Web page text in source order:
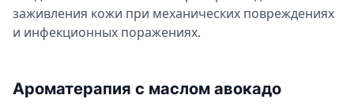
заживления кожи при механических повреждениях
и инфекционных поражениях.
Ароматерапия с маслом авокадо